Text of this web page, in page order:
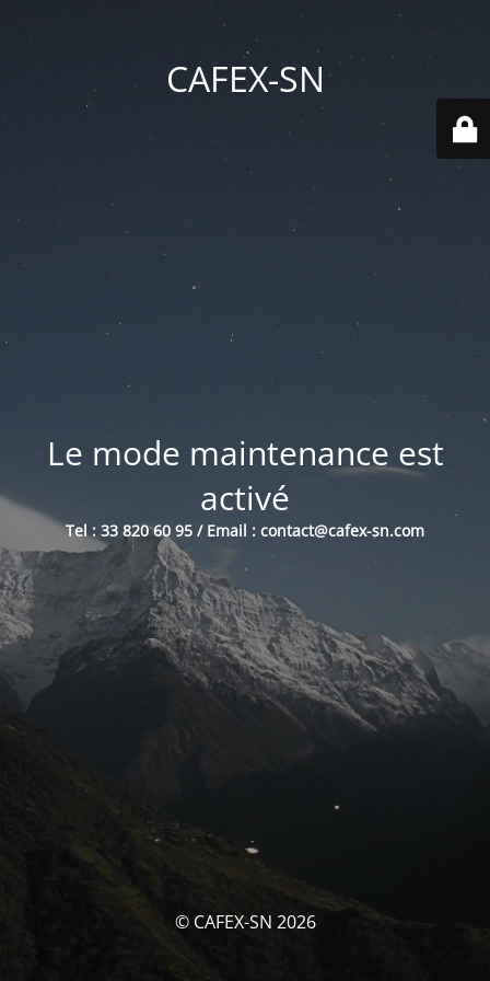
CAFEX-SN
Le mode maintenance est
activé
Tel : 33 820 60 95 / Email : contact@cafex-sn.com
© CAFEX-SN 2026